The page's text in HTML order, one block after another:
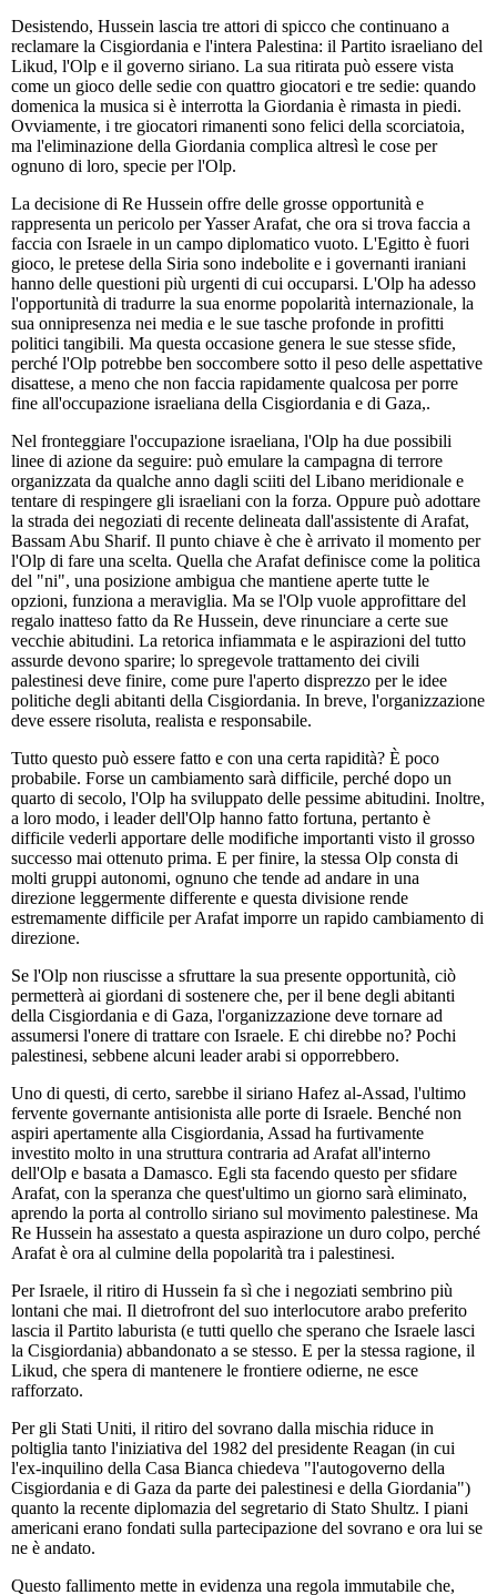
Desistendo, Hussein lascia tre attori di spicco che continuano a
reclamare la Cisgiordania e l'intera Palestina: il Partito israeliano del
Likud, l'Olp e il governo siriano. La sua ritirata può essere vista
come un gioco delle sedie con quattro giocatori e tre sedie: quando
domenica la musica si è interrotta la Giordania è rimasta in piedi.
Ovviamente, i tre giocatori rimanenti sono felici della scorciatoia,
ma l'eliminazione della Giordania complica altresì le cose per
ognuno di loro, specie per l'Olp.
La decisione di Re Hussein offre delle grosse opportunità e
rappresenta un pericolo per Yasser Arafat, che ora si trova faccia a
faccia con Israele in un campo diplomatico vuoto. L'Egitto è fuori
gioco, le pretese della Siria sono indebolite e i governanti iraniani
hanno delle questioni più urgenti di cui occuparsi. L'Olp ha adesso
l'opportunità di tradurre la sua enorme popolarità internazionale, la
sua onnipresenza nei media e le sue tasche profonde in profitti
politici tangibili. Ma questa occasione genera le sue stesse sfide,
perché l'Olp potrebbe ben soccombere sotto il peso delle aspettative
disattese, a meno che non faccia rapidamente qualcosa per porre
fine all'occupazione israeliana della Cisgiordania e di Gaza,.
Nel fronteggiare l'occupazione israeliana, l'Olp ha due possibili
linee di azione da seguire: può emulare la campagna di terrore
organizzata da qualche anno dagli sciiti del Libano meridionale e
tentare di respingere gli israeliani con la forza. Oppure può adottare
la strada dei negoziati di recente delineata dall'assistente di Arafat,
Bassam Abu Sharif. Il punto chiave è che è arrivato il momento per
l'Olp di fare una scelta. Quella che Arafat definisce come la politica
del "ni", una posizione ambigua che mantiene aperte tutte le
opzioni, funziona a meraviglia. Ma se l'Olp vuole approfittare del
regalo inatteso fatto da Re Hussein, deve rinunciare a certe sue
vecchie abitudini. La retorica infiammata e le aspirazioni del tutto
assurde devono sparire; lo spregevole trattamento dei civili
palestinesi deve finire, come pure l'aperto disprezzo per le idee
politiche degli abitanti della Cisgiordania. In breve, l'organizzazione
deve essere risoluta, realista e responsabile.
Tutto questo può essere fatto e con una certa rapidità? È poco
probabile. Forse un cambiamento sarà difficile, perché dopo un
quarto di secolo, l'Olp ha sviluppato delle pessime abitudini. Inoltre,
a loro modo, i leader dell'Olp hanno fatto fortuna, pertanto è
difficile vederli apportare delle modifiche importanti visto il grosso
successo mai ottenuto prima. E per finire, la stessa Olp consta di
molti gruppi autonomi, ognuno che tende ad andare in una
direzione leggermente differente e questa divisione rende
estremamente difficile per Arafat imporre un rapido cambiamento di
direzione.
Se l'Olp non riuscisse a sfruttare la sua presente opportunità, ciò
permetterà ai giordani di sostenere che, per il bene degli abitanti
della Cisgiordania e di Gaza, l'organizzazione deve tornare ad
assumersi l'onere di trattare con Israele. E chi direbbe no? Pochi
palestinesi, sebbene alcuni leader arabi si opporrebbero.
Uno di questi, di certo, sarebbe il siriano Hafez al-Assad, l'ultimo
fervente governante antisionista alle porte di Israele. Benché non
aspiri apertamente alla Cisgiordania, Assad ha furtivamente
investito molto in una struttura contraria ad Arafat all'interno
dell'Olp e basata a Damasco. Egli sta facendo questo per sfidare
Arafat, con la speranza che quest'ultimo un giorno sarà eliminato,
aprendo la porta al controllo siriano sul movimento palestinese. Ma
Re Hussein ha assestato a questa aspirazione un duro colpo, perché
Arafat è ora al culmine della popolarità tra i palestinesi.
Per Israele, il ritiro di Hussein fa sì che i negoziati sembrino più
lontani che mai. Il dietrofront del suo interlocutore arabo preferito
lascia il Partito laburista (e tutti quello che sperano che Israele lasci
la Cisgiordania) abbandonato a se stesso. E per la stessa ragione, il
Likud, che spera di mantenere le frontiere odierne, ne esce
rafforzato.
Per gli Stati Uniti, il ritiro del sovrano dalla mischia riduce in
poltiglia tanto l'iniziativa del 1982 del presidente Reagan (in cui
l'ex-inquilino della Casa Bianca chiedeva "l'autogoverno della
Cisgiordania e di Gaza da parte dei palestinesi e della Giordania")
quanto la recente diplomazia del segretario di Stato Shultz. I piani
americani erano fondati sulla partecipazione del sovrano e ora lui se
ne è andato.
Questo fallimento mette in evidenza una regola immutabile che,